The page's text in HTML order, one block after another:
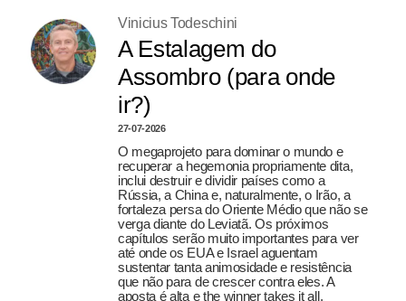
Vinicius Todeschini
A Estalagem do
Assombro (para onde
ir?)
27-07-2026
O megaprojeto para dominar o mundo e
recuperar a hegemonia propriamente dita,
inclui destruir e dividir países como a
Rússia, a China e, naturalmente, o Irão, a
fortaleza persa do Oriente Médio que não se
verga diante do Leviatã. Os próximos
capítulos serão muito importantes para ver
até onde os EUA e Israel aguentam
sustentar tanta animosidade e resistência
que não para de crescer contra eles. A
aposta é alta e the winner takes it all.